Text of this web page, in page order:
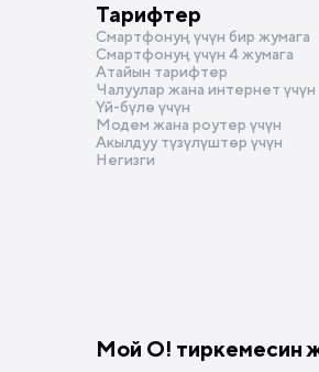
Тарифтер
Смартфонуң үчүн бир жумага
Смартфонуң үчүн 4 жумага
Атайын тарифтер
Чалуулар жана интернет үчүн
Үй-бүлө үчүн
Модем жана роутер үчүн
Акылдуу түзүлүштөр үчүн
Негизги
Мой О! тиркемесин